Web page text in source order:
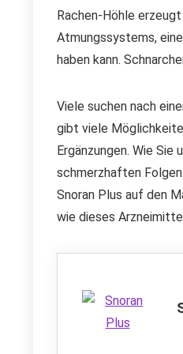
Rachen-Höhle
Atmungssystems,
haben kann.
Viele suchen nach
gibt viele
Ergänzungen. Wie
schmerzhaften
Snoran Plus auf den
wie dieses